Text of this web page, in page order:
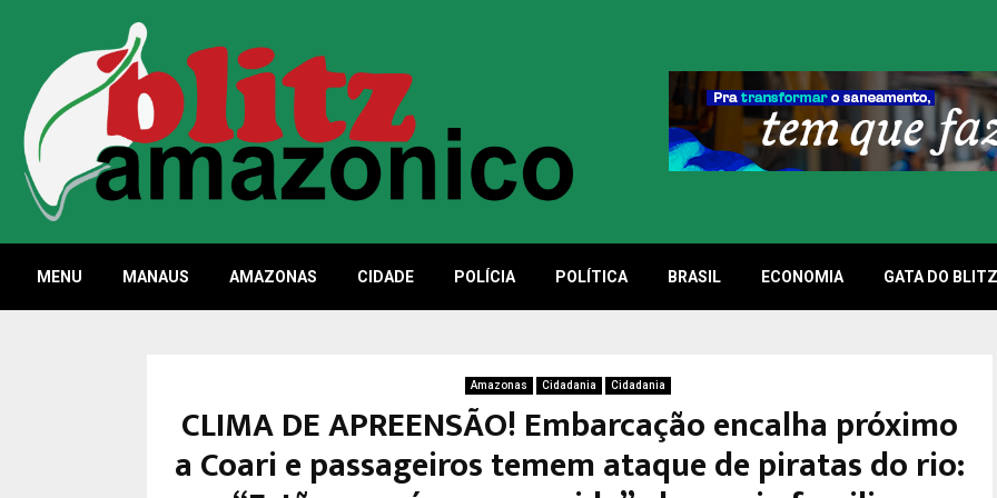
MENU MANAUS AMAZONAS CIDADE POLÍCIA POLÍTICA BRASIL ECONOMIA GATA DO BLITZ
Amazonas Cidadania Cidadania
CLIMA DE APREENSÃO! Embarcação encalha próximo
a Coari e passageiros temem ataque de piratas do rio: